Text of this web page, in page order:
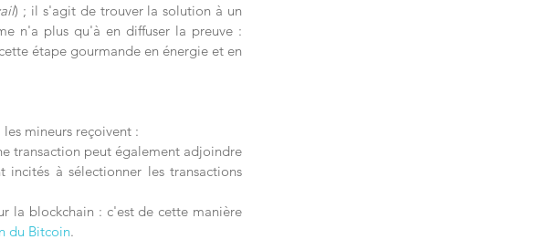
) ; il s'agit de trouver la solution à un
n'a plus qu'à en diffuser la preuve :
étape gourmande en énergie et en
mineurs reçoivent :
transaction peut également adjoindre
à sélectionner les transactions
la blockchain : c'est de cette manière
du Bitcoin.